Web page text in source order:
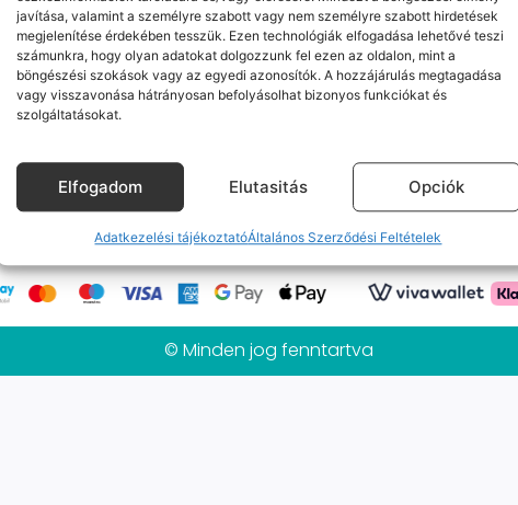
javítása, valamint a személyre szabott vagy nem személyre szabott hirdetések
megjelenítése érdekében tesszük. Ezen technológiák elfogadása lehetővé teszi
számunkra, hogy olyan adatokat dolgozzunk fel ezen az oldalon, mint a
böngészési szokások vagy az egyedi azonosítók. A hozzájárulás megtagadása
vagy visszavonása hátrányosan befolyásolhat bizonyos funkciókat és
szolgáltatásokat.
Elfogadom Elutasitás Opciók
Adatkezelési tájékoztatóÁltalános Szerződési Feltételek
Jelenleg nincs ilyen termékünk :(
Szerződési Feltételek Adatkezelési tájékoztató
Mobilpont Vélemények
Kapcsolat
© Minden jog fenntartva